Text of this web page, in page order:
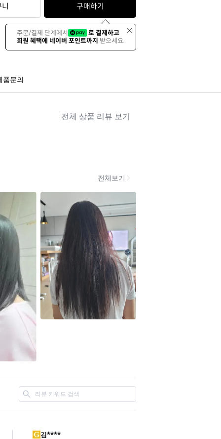
구매하기
주문/결제 단계에서
로 결제하고
회원 혜택에 네이버 포인트까지 받으세요.
품문의